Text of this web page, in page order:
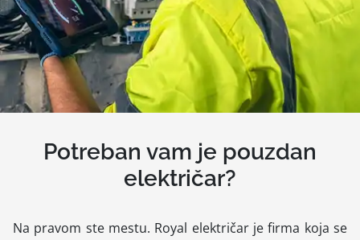
Potreban vam je pouzdan
električar?
Na pravom ste mestu. Royal električar je firma koja se